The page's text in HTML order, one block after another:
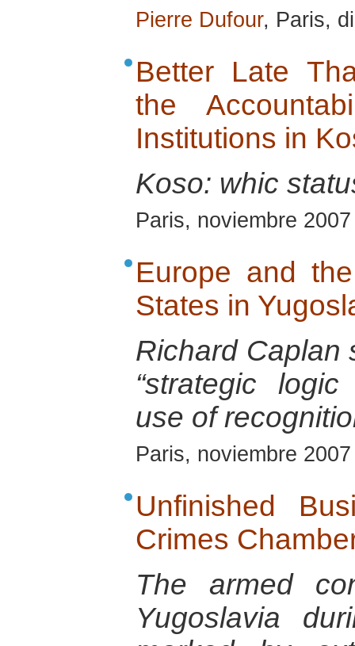
Pierre Dufour, Paris,
Better Late
the
Institutions in
Koso: whic
Paris, noviembre 2007
Europe and
States in
Richard Caplan
“strategic
use of
Paris, noviembre 2007
Unfinished
Crimes
The armed
Yugoslavia